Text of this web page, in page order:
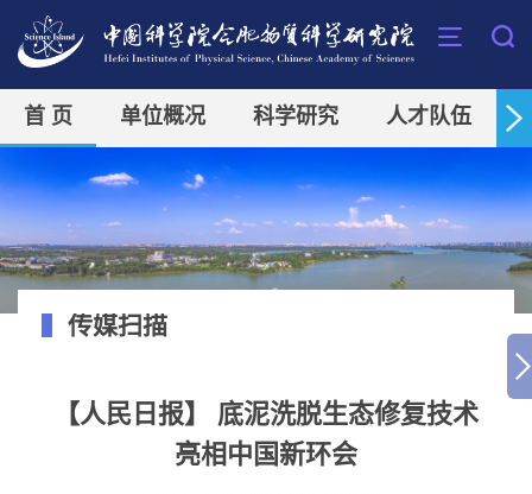
首 页 单位概况 科学研究 人才队伍
传媒扫描
【人民日报】 底泥洗脱生态修复技术
亮相中国新环会